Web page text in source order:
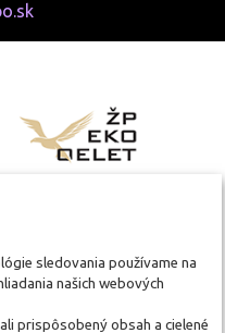
sledovania používame na
našich webových
prispôsobený obsah a cielené